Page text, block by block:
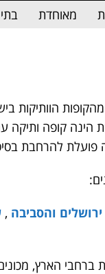
מאוחדת
הינה קופה
פועלת להרחבת
ירושלים והסביבה ,
הארץ,